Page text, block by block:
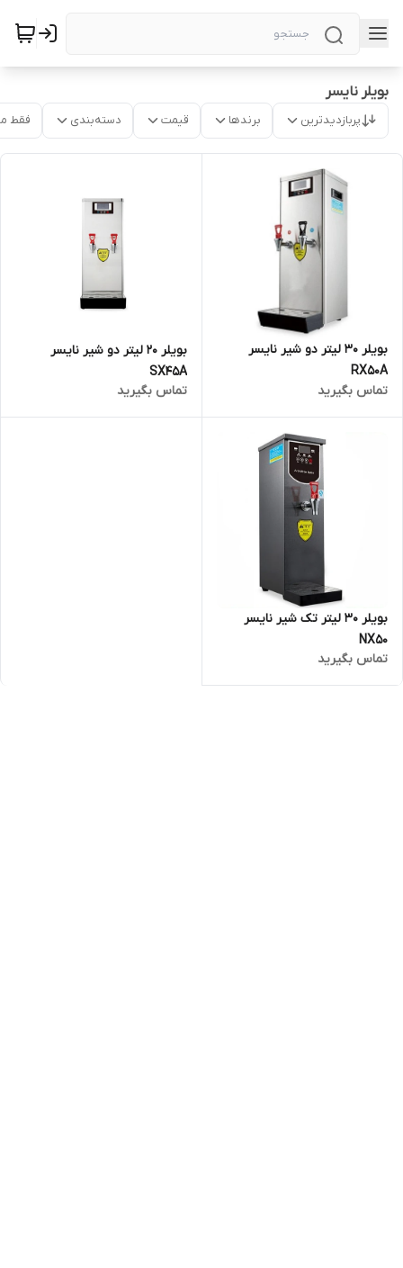
بویلر نایسر
پربازدیدترین برندها قیمت دسته‌بندی فقط
بویلر 30 لیتر دو شیر نایسر
RX50A
تماس بگیرید
بویلر 20 لیتر دو شیر نایسر
SX45A
تماس بگیرید
بویلر 30 لیتر تک شیر نایسر
NX50
تماس بگیرید